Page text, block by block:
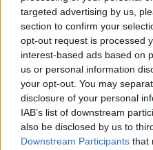
targeted advertising by us,
section to confirm your
opt-out request is processed
interest-based ads based on
us or personal information
your opt-out. You may
disclosure of your personal
IAB’s list of downstream
also be disclosed by us to
Downstream Participants that
Failed to fetch
Občine: Ravne na Koroškem
Kategorije: Šport Šport